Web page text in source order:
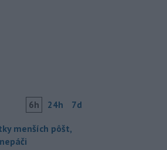
6h 24h 7d
menších pôšt,